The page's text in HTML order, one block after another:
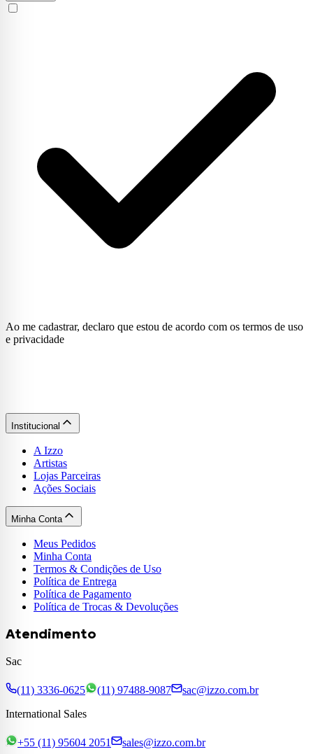
Ao me cadastrar, declaro que estou de acordo com os termos de uso
e privacidade
Institucional
A Izzo
Artistas
Lojas Parceiras
Ações Sociais
Minha Conta
Meus Pedidos
Minha Conta
Termos & Condições de Uso
Política de Entrega
Política de Pagamento
Política de Trocas & Devoluções
Atendimento
Sac
(11) 3336-0625 (11) 97488-9087
sac@izzo.com.br
International Sales
+55 (11) 95604 2051
sales@izzo.com.br